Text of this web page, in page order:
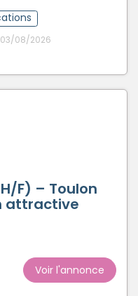
03/08/2026
F) – Toulon
attractive
Voir l'annonce